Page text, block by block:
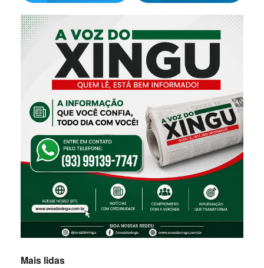
Mais lidas